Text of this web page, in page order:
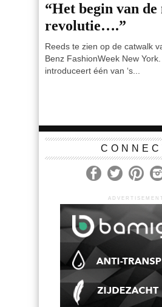
“Het begin van
revolutie….”
Reeds te zien op de catwalk
Benz FashionWeek New
introduceert één van ‘s...
ADVERTISEMENT